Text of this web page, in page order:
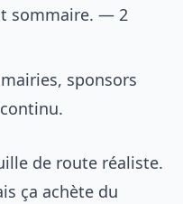
sommaire. — 2
sponsors
de route réaliste.
ça achète du